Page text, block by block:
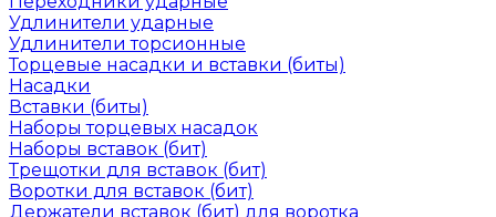
Удлинители ударные
Удлинители торсионные
Торцевые насадки и вставки (биты)
Насадки
Вставки (биты)
Наборы торцевых насадок
Наборы вставок (бит)
Трещотки для вставок (бит)
Воротки для вставок (бит)
Держатели вставок (бит) для воротка